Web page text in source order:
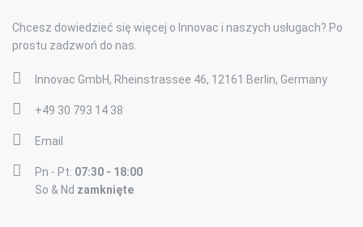
Chcesz dowiedzieć się więcej o Innovac i naszych usługach? Po
prostu zadzwoń do nas.
Innovac GmbH, Rheinstrassee 46, 12161 Berlin, Germany
+49 30 793 14 38
Email
Pn - Pt: 07:30 - 18:00
So & Nd zamknięte